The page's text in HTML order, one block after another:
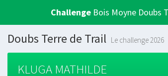
Challenge Bois Moyne Doubs
Doubs Terre de Trail Le challenge 2026
KLUGA MATHILDE